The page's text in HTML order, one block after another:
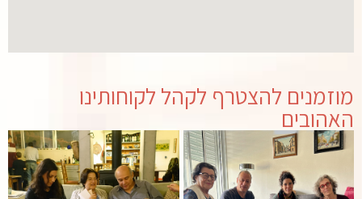
מוזמנים להצטרף לקהל לקוחותינו
האהובים